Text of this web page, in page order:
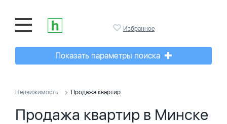
Избранное
Показать параметры поиска
Недвижимость Продажа квартир
Продажа квартир в Минске